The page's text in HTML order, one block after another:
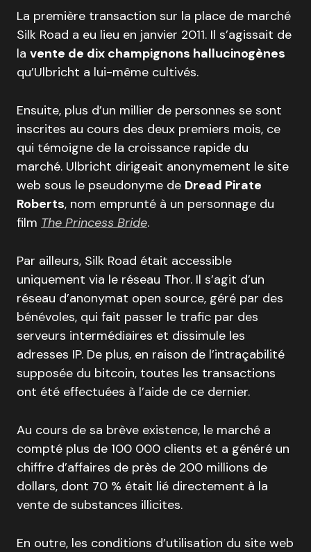
La première transaction sur la place de marché
Silk Road a eu lieu en janvier 2011. Il s’agissait de
la vente de dix champignons hallucinogènes
qu’Ulbricht a lui-même cultivés.
Ensuite, plus d’un millier de personnes se sont
inscrites au cours des deux premiers mois, ce
qui témoigne de la croissance rapide du
marché. Ulbricht dirigeait anonymement le site
web sous le pseudonyme de Dread Pirate
Roberts, nom emprunté à un personnage du
film The Princess Bride.
Par ailleurs, Silk Road était accessible
uniquement via le réseau Thor. Il s’agit d’un
réseau d’anonymat open source, géré par des
bénévoles, qui fait passer le trafic par des
serveurs intermédiaires et dissimule les
adresses IP. De plus, en raison de l’intraçabilité
supposée du bitcoin, toutes les transactions
ont été effectuées à l’aide de ce dernier.
Au cours de sa brève existence, le marché a
compté plus de 100 000 clients et a généré un
chiffre d’affaires de près de 200 millions de
dollars, dont 70 % était lié directement à la
vente de substances illicites.
En outre, les conditions d’utilisation du site web